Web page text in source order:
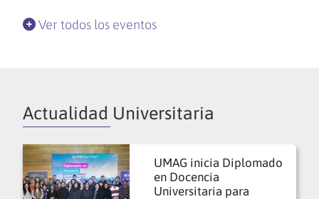
Ver todos los eventos
Actualidad Universitaria
UMAG inicia Diplomado
en Docencia
Universitaria para